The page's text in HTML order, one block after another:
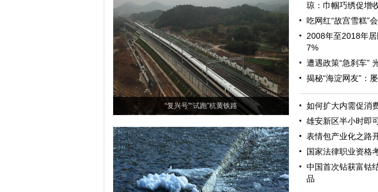
“复兴号”“试跑”杭黄铁路
琼：巾帼巧绣促增
吃网红“故宫雪糕”
2008年至2018年
7%
遭遇政策“急刹车”
揭秘“海淀网友”：
如何扩大内需促消
雄安新区半小时即
表情包产业化之路
国家法律职业资格
中国首次钻获富钴
品